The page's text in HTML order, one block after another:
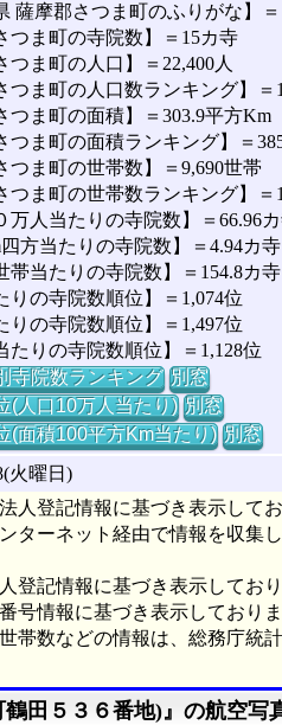
薩摩郡さつま町のふりがな】
つま町の寺院数】＝15カ寺
つま町の人口】＝22,400人
つま町の人口数ランキング】
つま町の面積】＝303.9平方Km
つま町の面積ランキング】＝
つま町の世帯数】＝9,690世帯
つま町の世帯数ランキング】
万人当たりの寺院数】＝66.96
四方当たりの寺院数】＝4.94カ寺
帯当たりの寺院数】＝154.8カ寺
りの寺院数順位】＝1,074位
りの寺院数順位】＝1,497位
たりの寺院数順位】＝1,128位
寺院数ランキング 別窓
(人口10万人当たり) 別窓
(面積100平方Km当たり) 別窓
火曜日)
人登記情報に基づき表示してお
ターネット経由で情報を収集
登記情報に基づき表示しており
号情報に基づき表示しておりま
帯数などの情報は、総務庁統
鶴田５３６番地)』の航空写